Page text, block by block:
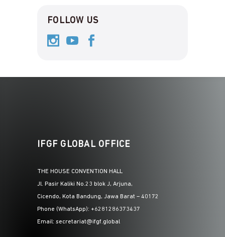
FOLLOW US
IFGF GLOBAL OFFICE
THE HOUSE CONVENTION HALL
Jl. Pasir Kaliki No.23 blok J, Arjuna,
Cicendo, Kota Bandung, Jawa Barat – 40172
Phone (WhatsApp): +6281286373437
Email: secretariat@ifgf.global